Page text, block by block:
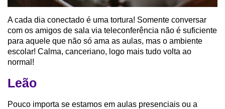
A cada dia conectado é uma tortura! Somente conversar
com os amigos de sala via teleconferência não é suficiente
para aquele que não só ama as aulas, mas o ambiente
escolar! Calma, canceriano, logo mais tudo volta ao
normal!
Leão
Pouco importa se estamos em aulas presenciais ou a